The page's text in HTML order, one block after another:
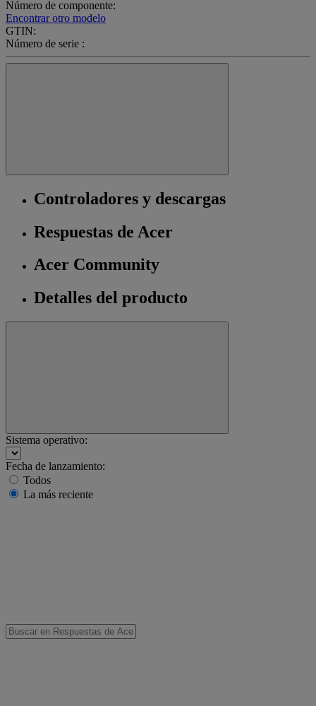
Número de componente:
Encontrar otro modelo
GTIN:
Número de serie :
Controladores y descargas
Respuestas de Acer
Acer Community
Detalles del producto
Sistema operativo:
Fecha de lanzamiento:
Todos
La más reciente